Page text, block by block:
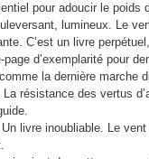
pour adoucir le poids
lumineux. Le
C’est un livre
d’exemplarité pour
la dernière marche
résistance des vertus
livre inoubliable. Le